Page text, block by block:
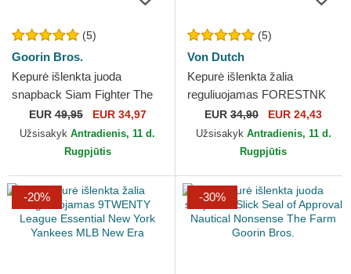
(5)
Goorin Bros.
Kepurė išlenkta juoda
snapback Siam Fighter The
Farm Premium The Farm
Goorin Bros.
EUR49,95 EUR 34,97
Užsisakyk Antradienis, 11 d.
Rugpjūtis
(5)
Von Dutch
Kepurė išlenkta žalia
reguliuojamas FORESTNK
Von Dutch
EUR 34,90 EUR 24,43
Užsisakyk Antradienis, 11 d.
Rugpjūtis
-20% -30%